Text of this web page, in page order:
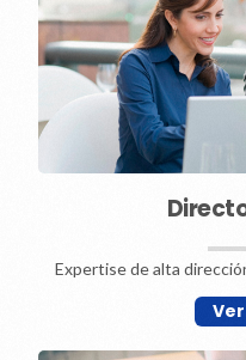
Expertise de alta